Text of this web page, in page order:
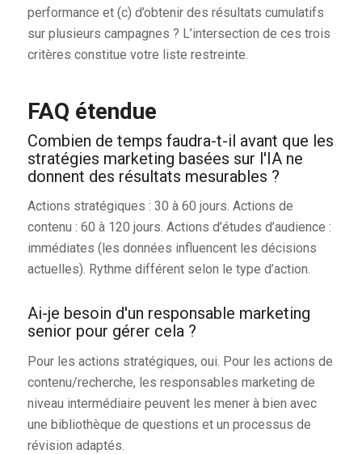
performance et (c) d’obtenir des résultats cumulatifs
sur plusieurs campagnes ? L’intersection de ces trois
critères constitue votre liste restreinte.
FAQ étendue
Combien de temps faudra-t-il avant que les
stratégies marketing basées sur l'IA ne
donnent des résultats mesurables ?
Actions stratégiques : 30 à 60 jours. Actions de
contenu : 60 à 120 jours. Actions d’études d’audience :
immédiates (les données influencent les décisions
actuelles). Rythme différent selon le type d’action.
Ai-je besoin d'un responsable marketing
senior pour gérer cela ?
Pour les actions stratégiques, oui. Pour les actions de
contenu/recherche, les responsables marketing de
niveau intermédiaire peuvent les mener à bien avec
une bibliothèque de questions et un processus de
révision adaptés.